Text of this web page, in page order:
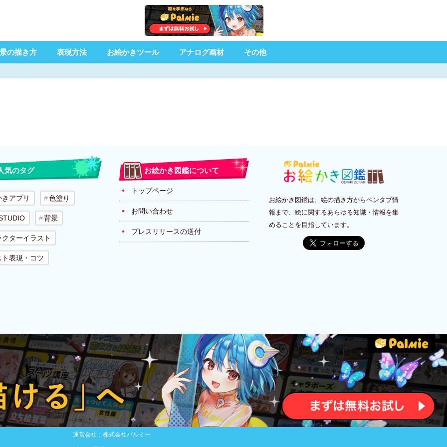
の描き方 表現方法 お絵かきツール アナログ画材 その他
気のタグ
アプリ 色塗り
背景
ターイラスト
ト表現・コツ
お絵かき図鑑について
トップページ
お問い合わせ
プレスリリースの送付
お絵かき図鑑は、絵の描き方からペンタブ情
報まで、絵に関するあらゆる知識・情報を集
めることを目指しています。
運営会社：株式会社パルミー